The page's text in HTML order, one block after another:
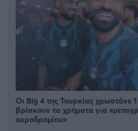
Οι Big 4 της Τουρκίας χρωστάνε
βρίσκουν τα χρήματα για
αεροδρομίου»